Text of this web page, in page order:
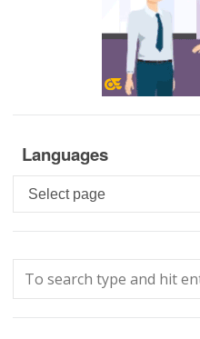
Languages
Languages